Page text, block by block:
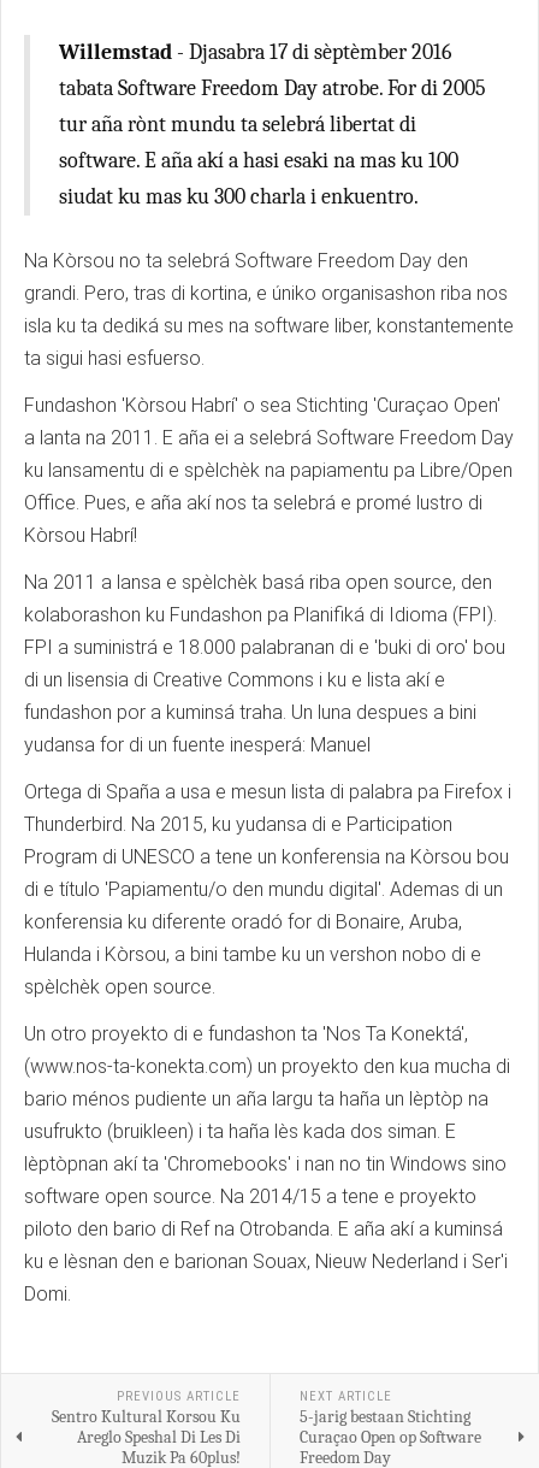
Willemstad - Djasabra 17 di sèptèmber 2016
tabata Software Freedom Day atrobe. For di 2005
tur aña rònt mundu ta selebrá libertat di
software. E aña akí a hasi esaki na mas ku 100
siudat ku mas ku 300 charla i enkuentro.
Na Kòrsou no ta selebrá Software Freedom Day den
grandi. Pero, tras di kortina, e úniko organisashon riba nos
isla ku ta dediká su mes na software liber, konstantemente
ta sigui hasi esfuerso.
Fundashon 'Kòrsou Habrí' o sea Stichting 'Curaçao Open'
a lanta na 2011. E aña ei a selebrá Software Freedom Day
ku lansamentu di e spèlchèk na papiamentu pa Libre/Open
Office. Pues, e aña akí nos ta selebrá e promé lustro di
Kòrsou Habrí!
Na 2011 a lansa e spèlchèk basá riba open source, den
kolaborashon ku Fundashon pa Planifiká di Idioma (FPI).
FPI a suministrá e 18.000 palabranan di e 'buki di oro' bou
di un lisensia di Creative Commons i ku e lista akí e
fundashon por a kuminsá traha. Un luna despues a bini
yudansa for di un fuente inesperá: Manuel
Ortega di Spaña a usa e mesun lista di palabra pa Firefox i
Thunderbird. Na 2015, ku yudansa di e Participation
Program di UNESCO a tene un konferensia na Kòrsou bou
di e título 'Papiamentu/o den mundu digital'. Ademas di un
konferensia ku diferente oradó for di Bonaire, Aruba,
Hulanda i Kòrsou, a bini tambe ku un vershon nobo di e
spèlchèk open source.
Un otro proyekto di e fundashon ta 'Nos Ta Konektá',
(www.nos-ta-konekta.com) un proyekto den kua mucha di
bario ménos pudiente un aña largu ta haña un lèptòp na
usufrukto (bruikleen) i ta haña lès kada dos siman. E
lèptòpnan akí ta 'Chromebooks' i nan no tin Windows sino
software open source. Na 2014/15 a tene e proyekto
piloto den bario di Ref na Otrobanda. E aña akí a kuminsá
ku e lèsnan den e barionan Souax, Nieuw Nederland i Ser'i
Domi.
PREVIOUS ARTICLE
Sentro Kultural Korsou Ku
Areglo Speshal Di Les Di
Muzik Pa 60plus!
NEXT ARTICLE
5-jarig bestaan Stichting
Curaçao Open op Software
Freedom Day